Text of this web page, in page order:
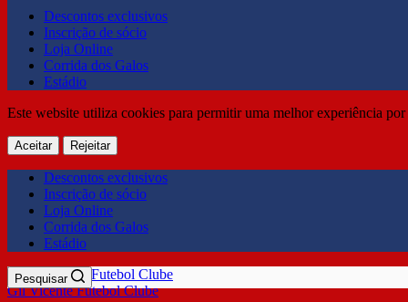
Descontos exclusivos
Inscrição de sócio
Loja Online
Corrida dos Galos
Estádio
Este website utiliza cookies para permitir uma melhor experiência
Aceitar Rejeitar
Descontos exclusivos
Inscrição de sócio
Loja Online
Corrida dos Galos
Estádio
Gil Vicente Futebol Clube
Pesquisar